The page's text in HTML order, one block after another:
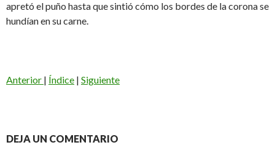
apretó el puño hasta que sintió cómo los bordes de la corona se
hundían en su carne.
Anterior | Índice | Siguiente
DEJA UN COMENTARIO